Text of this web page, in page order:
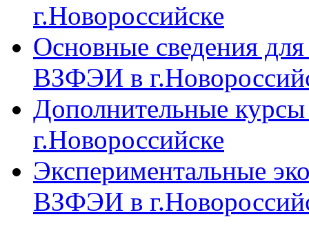
г.Новороссийске
Основные сведения
ВЗФЭИ в
Дополнительные
г.Новороссийске
Экспериментальные
ВЗФЭИ в